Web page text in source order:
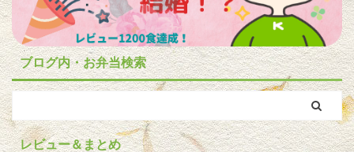
ブログ内・お弁当検索
レビュー＆まとめ